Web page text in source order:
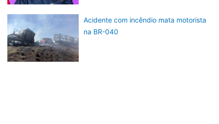
Acidente com incêndio mata motorista
na BR-040